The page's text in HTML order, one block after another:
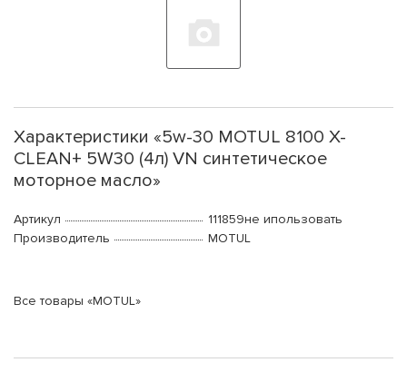
Характеристики «5w-30 MOTUL 8100 X-
CLEAN+ 5W30 (4л) VN синтетическое
моторное масло»
Артикул
111859не ипользовать
Производитель
MOTUL
Все товары «MOTUL»